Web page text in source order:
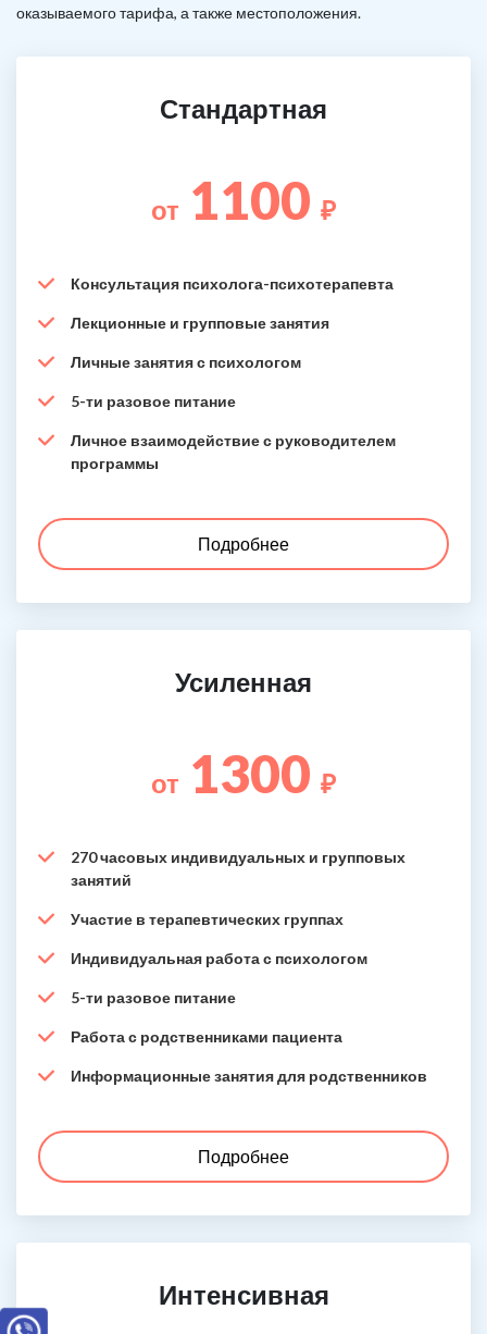
оказываемого тарифа, а также местоположения.
Стандартная
от 1100 ₽
Консультация психолога-психотерапевта
Лекционные и групповые занятия
Личные занятия с психологом
5-ти разовое питание
Личное взаимодействие с руководителем
программы
Подробнее
Усиленная
от 1300 ₽
270 часовых индивидуальных и групповых
занятий
Участие в терапевтических группах
Индивидуальная работа с психологом
5-ти разовое питание
Работа с родственниками пациента
Информационные занятия для родственников
Подробнее
Интенсивная